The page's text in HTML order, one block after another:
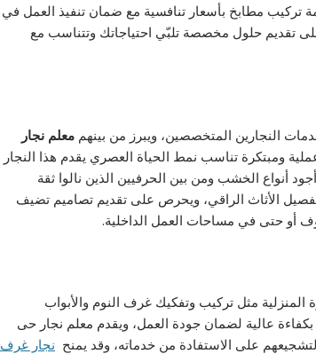
تركيب مطابخ بأسعار تنافسية مع ضمان تنفيذ العمل في
تقديم حلول مخصصة تلبّي احتياجاتك وتتناسب مع
النجارين المتخصصين، ويبرز من بينهم معلم نجار
ومبتكرة تناسب نمط الحياة العصري يقدم هذا النجار
أنواع الخشب ومن بين الحرفيين الذين نالوا ثقة
الأثاث الراقي، ويحرص على تقديم تصاميم تضيف
أو حتى في مساحات العمل الداخلية.
مثل تركيب وتفكيك غرف النوم والأبواب
عالية لضمان جودة العمل، ويقدم معلم نجار حى
على الاستفادة من خدماته، وقد يمنح نجار غرف